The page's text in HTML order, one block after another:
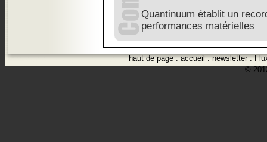
Quantinuum établit un
performances matérielles
haut de page.accueil.newsletter.
©